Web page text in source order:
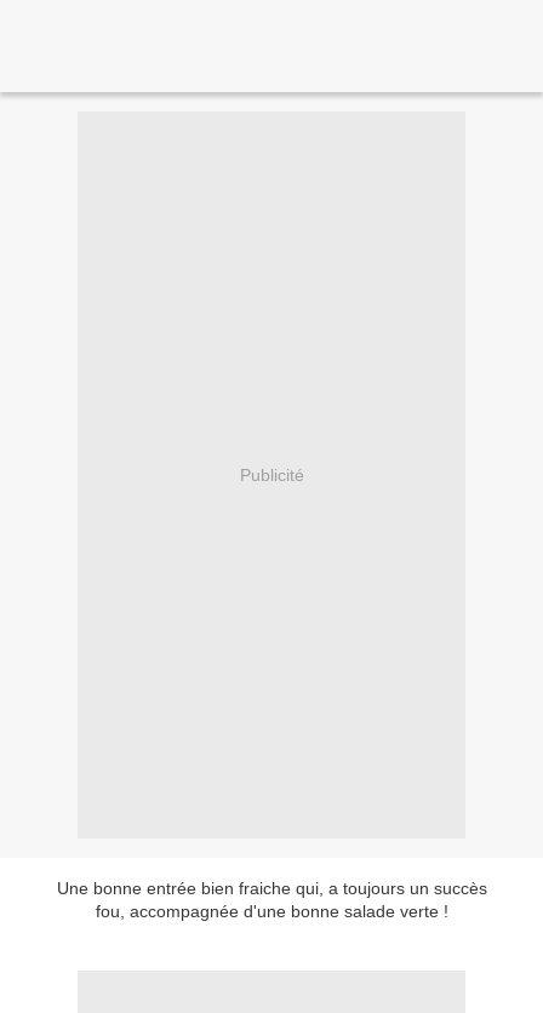
Publicité
Une bonne entrée bien fraiche qui, a toujours un succès
fou, accompagnée d'une bonne salade verte !